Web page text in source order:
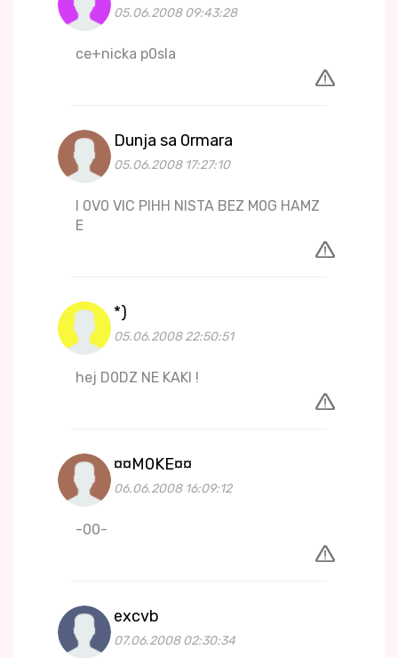
05.06.2008 09:43:28
ce+nicka p0sla
Dunja sa 0rmara
05.06.2008 17:27:10
I 0V0 VIC PIHH NISTA BEZ M0G HAMZ
E
*)
05.06.2008 22:50:51
hej D0DZ NE KAKI !
¤¤M0KE¤¤
06.06.2008 16:09:12
-00-
excvb
07.06.2008 02:30:34